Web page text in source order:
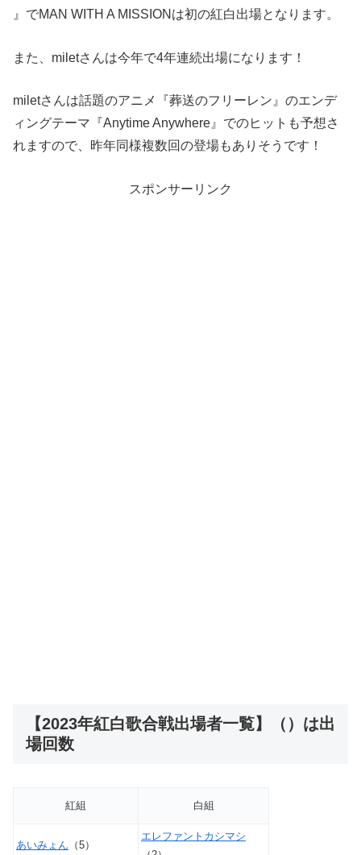
』でMAN WITH A MISSIONは初の紅白出場となります。
また、miletさんは今年で4年連続出場になります！
miletさんは話題のアニメ『葬送のフリーレン』のエンデ
ィングテーマ『Anytime Anywhere』でのヒットも予想さ
れますので、昨年同様複数回の登場もありそうです！
スポンサーリンク
【2023年紅白歌合戦出場者一覧】（）は出
場回数
紅組 白組
あいみょん （5）
エレファントカシマシ